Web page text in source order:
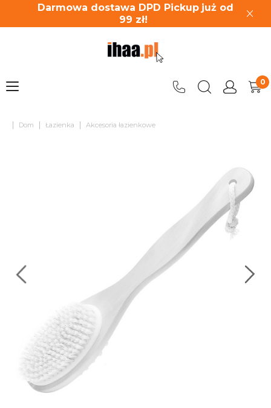
Darmowa dostawa DPD Pickup już od
99 zł!
| Dom | Łazienka | Akcesoria łazienkowe